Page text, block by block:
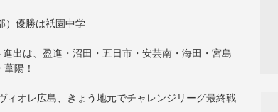
）優勝は祇園中学
出は、盈進・沼田・五日市・安芸南・海田・宮島
陽！
ィオレ広島、きょう地元でチャレンジリーグ最終戦